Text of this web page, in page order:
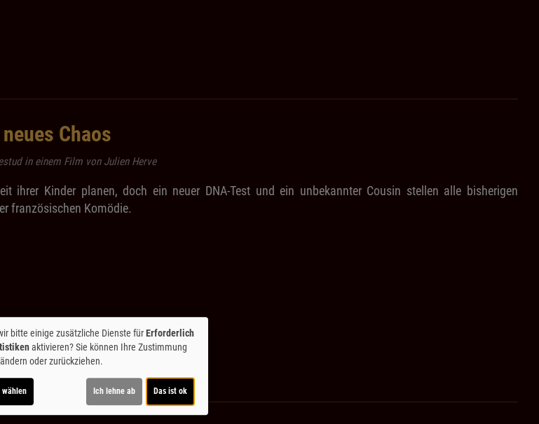
Chaos
in einem Film von Julien Herve
ihrer Kinder planen, doch ein neuer DNA-Test und ein unbekannter Cousin stellen alle bisherigen
französischen Komödie.
bitte einige zusätzliche Dienste fürErforderlich
aktivieren? Sie können Ihre Zustimmung
oder zurückziehen.
wählen Ich lehne ab Das ist ok